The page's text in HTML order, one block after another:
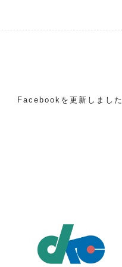
Facebookを更新しました